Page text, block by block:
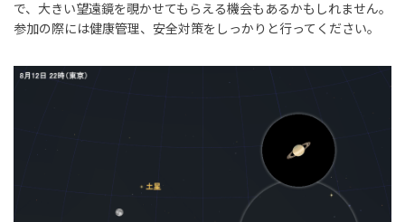
で、大きい望遠鏡を覗かせてもらえる機会もあるかもしれません。
参加の際には健康管理、安全対策をしっかりと行ってください。